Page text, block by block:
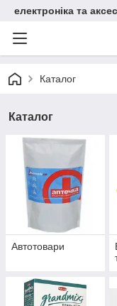
електроніка та
Каталог
Каталог
Автотовари